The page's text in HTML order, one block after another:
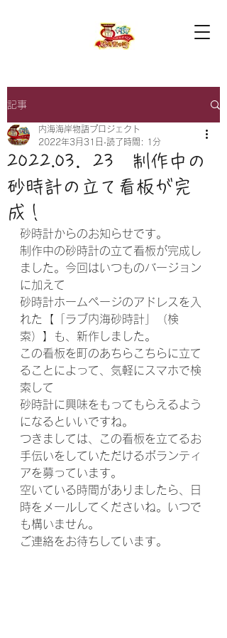
記事
2022.03．23 制作中の
砂時計の立て看板が完
成！
内海海岸物語プロジェクト
2022年3月31日 読了時間: 1分
砂時計からのお知らせです。
制作中の砂時計の立て看板が完成し
ました。今回はいつものバージョン
に加えて
砂時計ホームページのアドレスを入
れた【「ラブ内海砂時計」（検
索）】も、新作しました。
この看板を町のあちらこちらに立て
ることによって、気軽にスマホで検
索して
砂時計に興味をもってもらえるよう
になるといいですね。
つきましては、この看板を立てるお
手伝いをしていただけるボランティ
アを募っています。
空いている時間がありましたら、日
時をメールしてくださいね。いつで
も構いません。
ご連絡をお待ちしています。